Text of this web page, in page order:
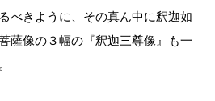
べきように、その真ん中に釈迦如
薩像の３幅の『釈迦三尊像』も一